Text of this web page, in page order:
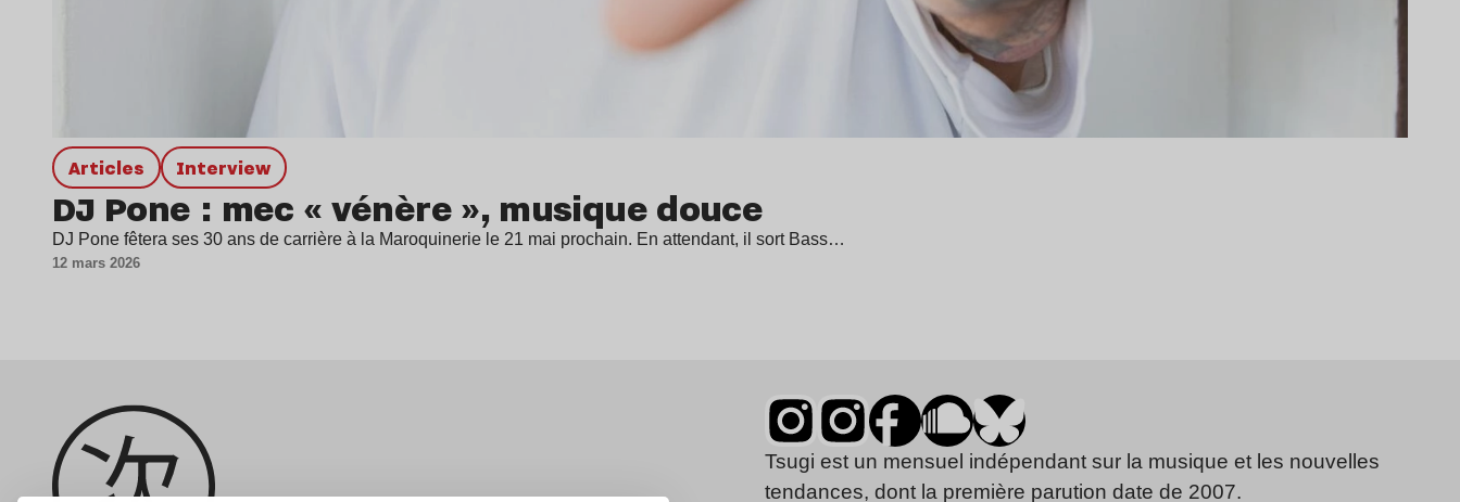
Articles interview
DJ Pone : mec « vénère », musique douce
DJ Pone fêtera ses 30 ans de carrière à la Maroquinerie le 21 mai prochain. En attendant, il sort Bass…
12 mars 2026
Tsugi est un mensuel indépendant sur la musique et les nouvelles
tendances, dont la première parution date de 2007.